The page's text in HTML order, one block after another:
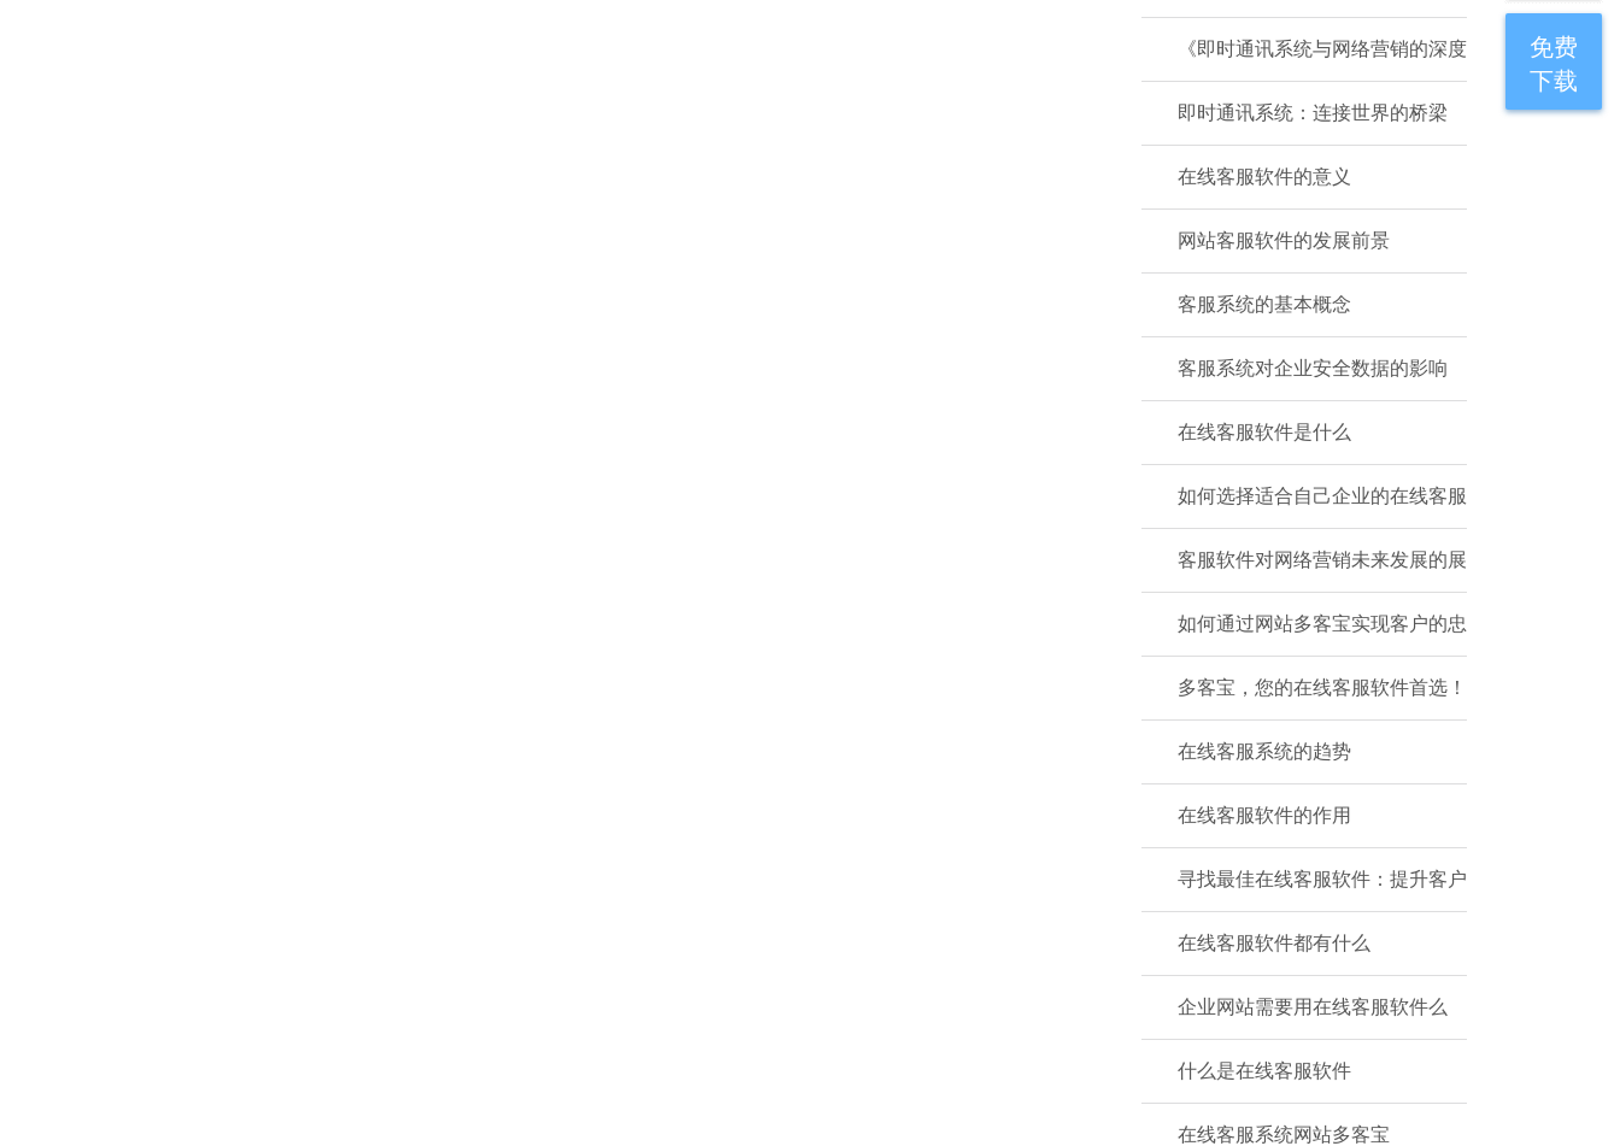
《即时通讯系统与网络营销的深度
即时通讯系统：连接世界的桥梁
在线客服软件的意义
网站客服软件的发展前景
客服系统的基本概念
客服系统对企业安全数据的影响
在线客服软件是什么
如何选择适合自己企业的在线客服
客服软件对网络营销未来发展的展
如何通过网站多客宝实现客户的忠
多客宝，您的在线客服软件首选！
在线客服系统的趋势
在线客服软件的作用
寻找最佳在线客服软件：提升客户
在线客服软件都有什么
企业网站需要用在线客服软件么
什么是在线客服软件
在线客服系统网站多客宝
免费
下载